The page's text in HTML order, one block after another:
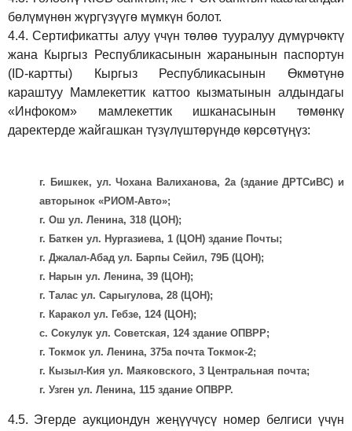
бөлүмүнөн жүргүзүүгө мүмкүн болот.
4.4.Сертификатты алуу үчүн төлөө тууралуу дүмүрчөктү
жана Кыргыз Республикасынын жаранынын паспортун
(ID-картты) Кыргыз Республикасынын Өкмөтүнө
караштуу Мамлекеттик каттоо кызматынын алдындагы
«Инфоком» мамлекеттик ишканасынын төмөнкү
даректерде жайгашкан түзүлүштөрүндө көрсөтүңүз:
г. Бишкек, ул. Чохана Валиханова, 2а (здание ДРТСиВС) и
авторынок «РИОМ-Авто»;
г. Ош ул. Ленина, 318 (ЦОН);
г. Баткен ул. Нургазиева, 1 (ЦОН) здание Почты;
г. Джалал-Абад ул. Барпы Сейил, 79Б (ЦОН);
г. Нарын ул. Ленина, 39 (ЦОН);
г. Талас ул. Сарыгулова, 28 (ЦОН);
г. Каракол ул. Гебзе, 124 (ЦОН);
с. Сокулук ул. Советская, 124 здание ОПВРР;
г. Токмок ул. Ленина, 375а почта Токмок-2;
г. Кызыл-Кия ул. Маяковского, 3 Центральная почта;
г. Узген ул. Ленина, 115 здание ОПВРР.
4.5. Эгерде аукциондун жеңүүчүсү номер белгиси үчүн